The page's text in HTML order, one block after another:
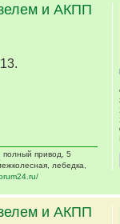
и АКПП
полный привод, 5
лебедка,
и АКПП